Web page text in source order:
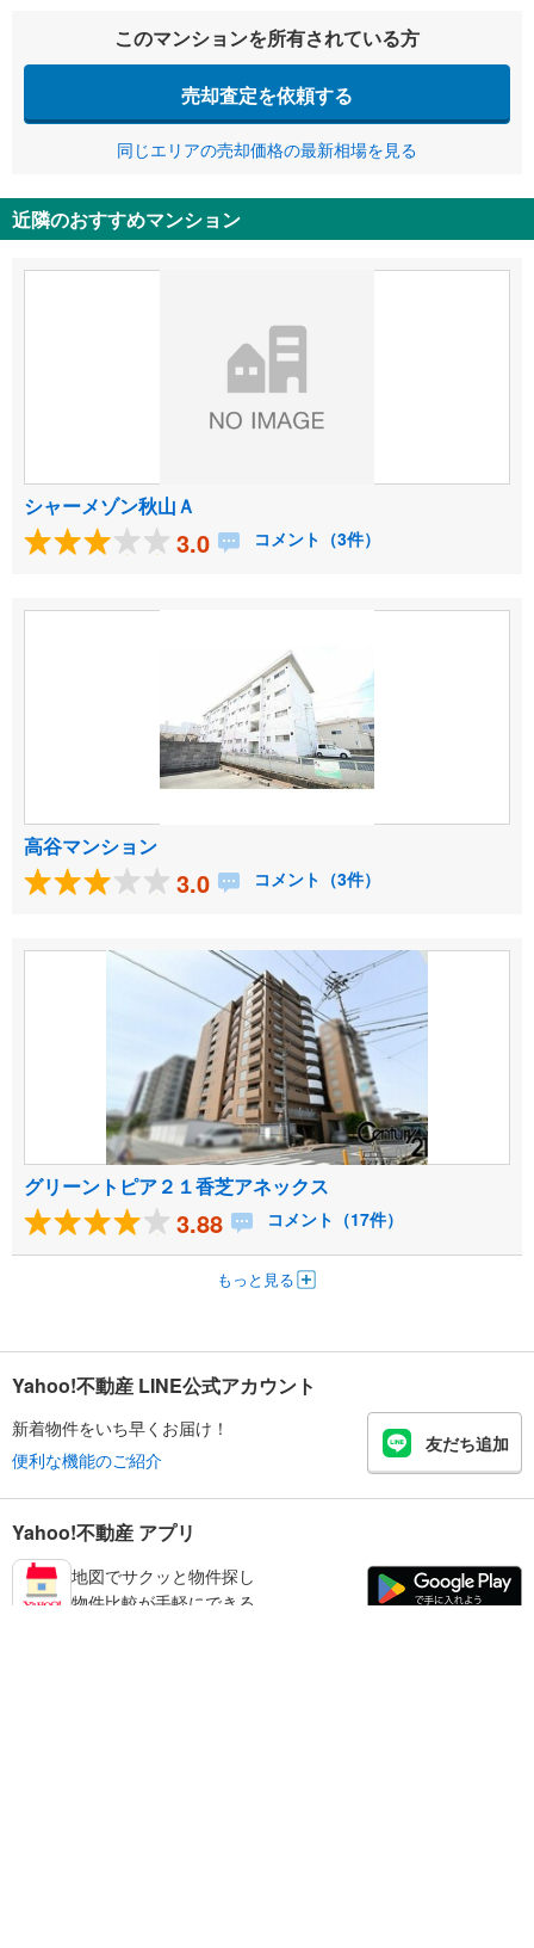
このマンションを所有されている方
売却査定を依頼する
同じエリアの売却価格の最新相場を見る
近隣のおすすめマンション
シャーメゾン秋山Ａ
3.0 コメント（3件）
高谷マンション
3.0 コメント（3件）
グリーントピア２１香芝アネックス
3.88 コメント（17件）
もっと見る
Yahoo!不動産 LINE公式アカウント
新着物件をいち早くお届け！
便利な機能のご紹介
友だち追加
Yahoo!不動産 アプリ
地図でサクッと物件探し
物件比較が手軽にできる